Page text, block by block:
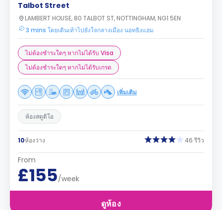
Talbot Street
LAMBERT HOUSE, 80 TALBOT ST, NOTTINGHAM, NG1 5EN
3 mins โดยเดินเท้าไปยังใจกลางเมือง นอทธิงแฮม
ไม่ต้องชำระใดๆ หากไม่ได้รับ Visa
ไม่ต้องชำระใดๆ หากไม่ได้รับเกรด
เพิ่มเติม
ห้องสตูดิโอ
10ห้องว่าง 46 รีวิว
From
£155/week
ดูห้อง